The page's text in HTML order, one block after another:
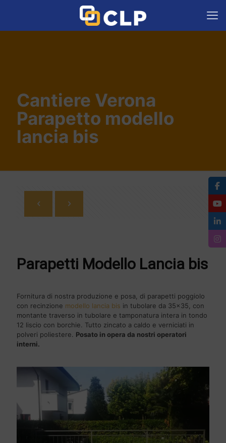
Cantiere Verona
Parapetto modello
lancia bis
Parapetti Modello Lancia bis
Fornitura di nostra produzione e posa, di parapetti poggiolo
con recinzione modello lancia bis in tubolare da 35x35, con
montante traverso in tubolare e tamponatura intera in tondo
12 liscio con borchie. Tutto zincato a caldo e verniciati in
polveri poliestere. Posato in opera da nostri operatori
interni.